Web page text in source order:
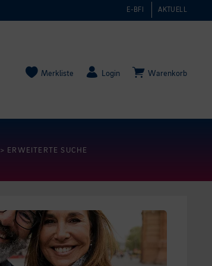
E-BFI AKTUELL
Merkliste Login Warenkorb
> ERWEITERTE SUCHE